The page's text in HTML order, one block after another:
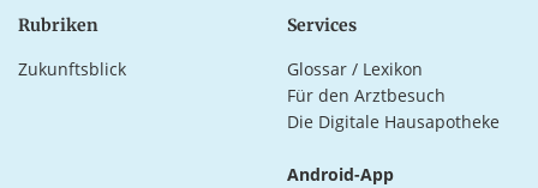
Rubriken
Zukunftsblick
Services
Glossar / Lexikon
Für den Arztbesuch
Die Digitale Hausapotheke
Android-App